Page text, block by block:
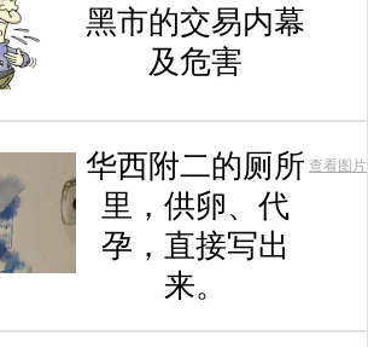
黑市的交易内幕
及危害
华西附二的厕所
里，供卵、代
孕，直接写出
来。
查看图片